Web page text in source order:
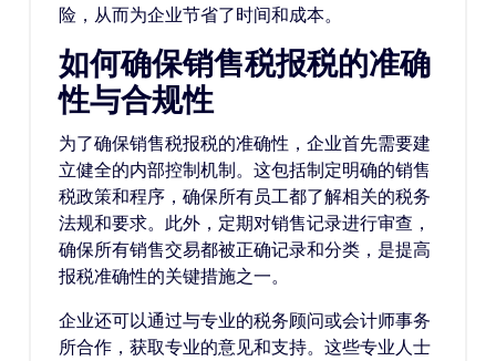
险，从而为企业节省了时间和成本。
如何确保销售税报税的准确
性与合规性
为了确保销售税报税的准确性，企业首先需要建
立健全的内部控制机制。这包括制定明确的销售
税政策和程序，确保所有员工都了解相关的税务
法规和要求。此外，定期对销售记录进行审查，
确保所有销售交易都被正确记录和分类，是提高
报税准确性的关键措施之一。
企业还可以通过与专业的税务顾问或会计师事务
所合作，获取专业的意见和支持。这些专业人士